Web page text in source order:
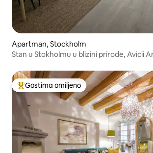
Apartman, Stockholm
Stan u Stokholmu u blizini prirode, Avicii
Najuspešniji među gostima omiljenim
Gostima omiljeno